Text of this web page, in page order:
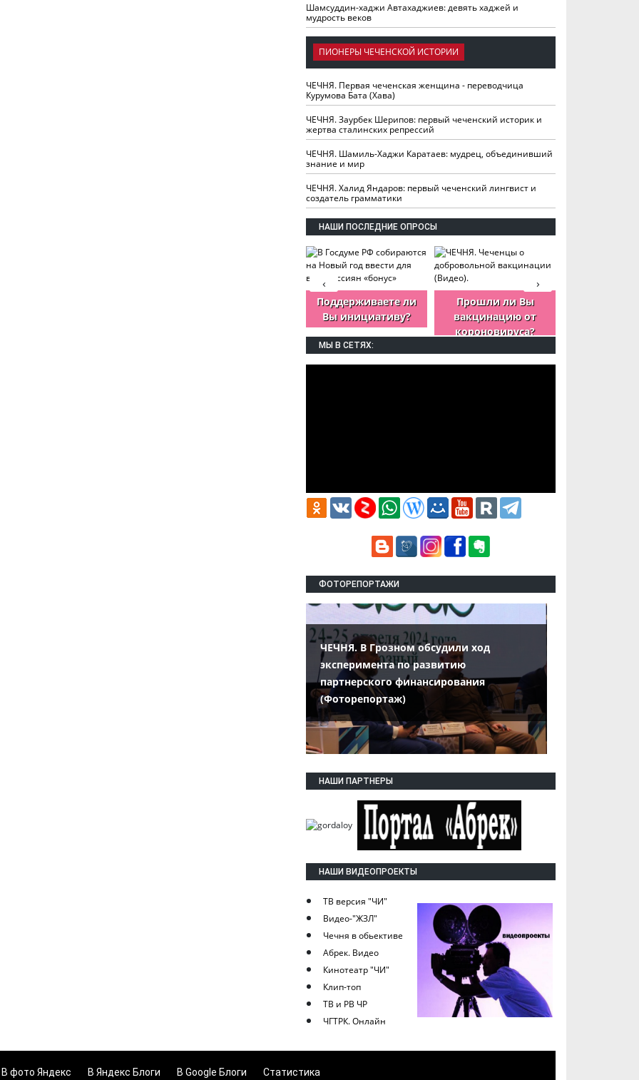
Шамсуддин-хаджи Автахаджиев: девять хаджей и
мудрость веков
ПИОНЕРЫ ЧЕЧЕНСКОЙ ИСТОРИИ
ЧЕЧНЯ. Первая чеченская женщина - переводчица
Курумова Бата (Хава)
ЧЕЧНЯ. Заурбек Шерипов: первый чеченский историк и
жертва сталинских репрессий
ЧЕЧНЯ. Шамиль-Хаджи Каратаев: мудрец, объединивший
знание и мир
ЧЕЧНЯ. Халид Яндаров: первый чеченский лингвист и
создатель грамматики
НАШИ ПОСЛЕДНИЕ ОПРОСЫ
Поддерживаете ли
Вы инициативу?
Прошли ли Вы
вакцинацию от
короновируса?
›
‹
МЫ В СЕТЯХ:
ФОТОРЕПОРТАЖИ
ЧЕЧНЯ. В Грозном обсудили ход
эксперимента по развитию
партнерского финансирования
(Фоторепортаж)
НАШИ ПАРТНЕРЫ
НАШИ ВИДЕОПРОЕКТЫ
ТВ версия "ЧИ"
Видео-"ЖЗЛ"
Чечня в обьективе
Абрек. Видео
Кинотеатр "ЧИ"
Клип-топ
ТВ и РВ ЧР
ЧГТРК. Онлайн
В фото Яндекс В Яндекс Блоги В Google Блоги Статистика